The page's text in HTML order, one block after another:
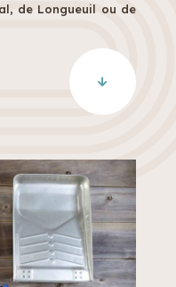
de Longueuil ou de